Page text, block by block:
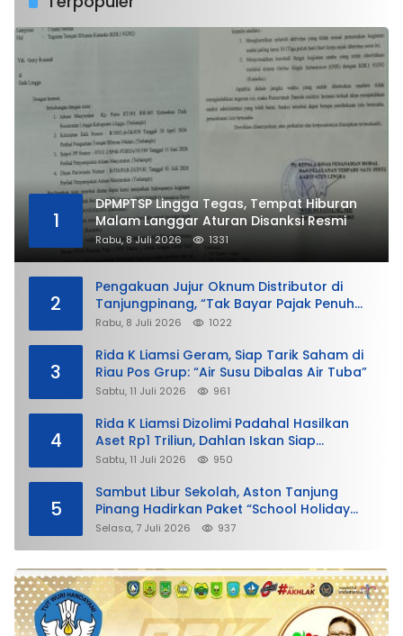
1
DPMPTSP Lingga Tegas, Tempat Hiburan
Malam Langgar Aturan Disanksi Resmi
Rabu, 8 Juli 2026 1331
2
Pengakuan Jujur Oknum Distributor di
Tanjungpinang, “Tak Bayar Pajak Penuh
demi Untung”
Rabu, 8 Juli 2026 1022
3
Rida K Liamsi Geram, Siap Tarik Saham di
Riau Pos Grup: “Air Susu Dibalas Air Tuba”
Sabtu, 11 Juli 2026 961
4
Rida K Liamsi Dizolimi Padahal Hasilkan
Aset Rp1 Triliun, Dahlan Iskan Siap
Membela
Sabtu, 11 Juli 2026 950
5
Sambut Libur Sekolah, Aston Tanjung
Pinang Hadirkan Paket “School Holiday
Getaway”
Selasa, 7 Juli 2026 937